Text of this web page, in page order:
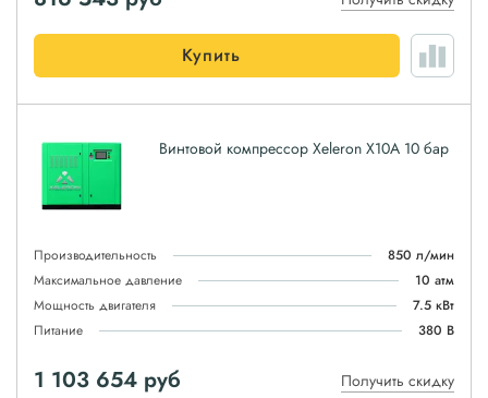
Купить
Винтовой компрессор Xeleron X10A 10 бар
Производительность
850 л/мин
Максимальное давление
10 атм
Мощность двигателя
7.5 кВт
Питание
380 В
1 103 654 руб Получить скидку